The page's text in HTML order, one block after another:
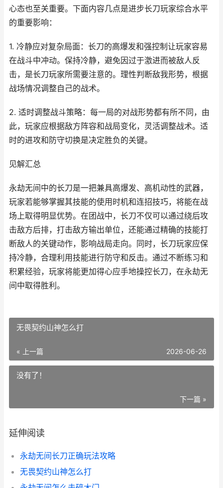
心态也至关重要。下面内容几点是进步长刀玩家综合水平
的重要影响：
1. 冷静应对复杂局面：长刀的高爆发和强控制让玩家容易
在战斗中冲动。保持冷静，避免因过于激进而被敌人反
击，是长刀玩家所需要注意的。理性判断敌我形势，根据
战场情况调整自己的战术。
2. 适时调整战斗策略：每一局的对战形势都有所不同，由
此，玩家应根据敌方阵容和战局变化，灵活调整战术。适
时的进攻和防守切换是决定胜负的关键。
见解汇总
永劫无间中的长刀是一把兼具高爆发、高机动性的武器，
玩家若能够掌握其技能的使用时机和连招技巧，将能在战
场上取得明显优势。在团战中，长刀不仅可以通过绕后攻
击敌方后排，打击敌方输出单位，还能通过精确的技能打
断敌人的关键动作，影响战局走向。同时，长刀玩家应保
持冷静，合理利用技能进行防守和反击。通过不断练习和
积累经验，玩家将能更加得心应手地操控长刀，在永劫无
间中取得胜利。
无畏契约山神怎么打
« 上一篇 2026-06-26
没有了！
下一篇 »
延伸阅读
永劫无间长刀正确玩法攻略
无畏契约山神怎么打